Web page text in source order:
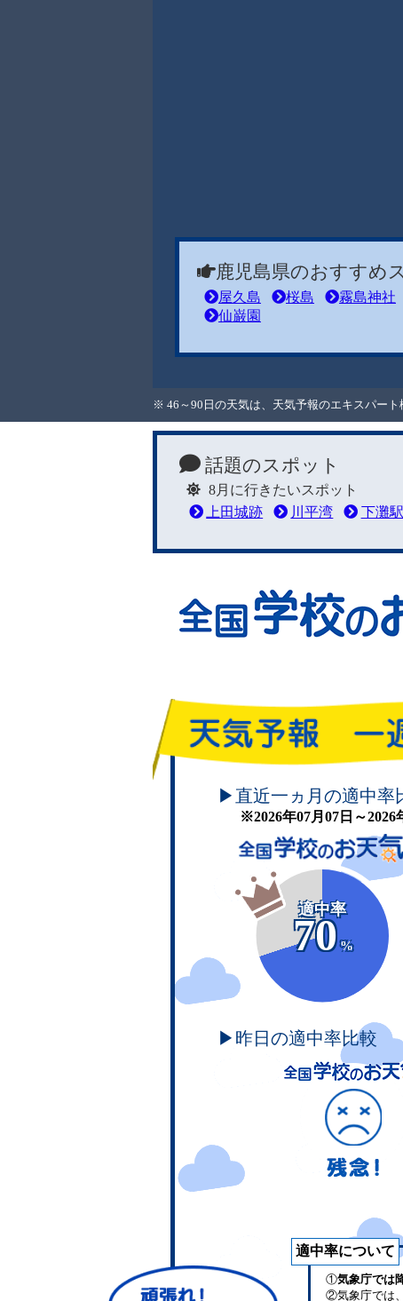
鹿児島県のおすすめ
屋久島 桜島 霧島神社
仙巌園
※ 46～90日の天気は、天気予報のエキスパー
話題のスポット
8月に行きたいスポット
上田城跡
川平湾 下灘駅
頑張れ！学校のお天気
▶直近一ヵ月の適中率
※2026年07月07日～2026
適中率
70
%
▶昨日の適中率比較
適中率について
①気象庁では
②気象庁では